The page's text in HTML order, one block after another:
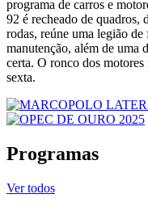
programa de carros e
92 é recheado de quadros,
rodas, reúne uma legião
manutenção, além de uma
certa. O ronco dos
sexta.
Programas
Ver todos